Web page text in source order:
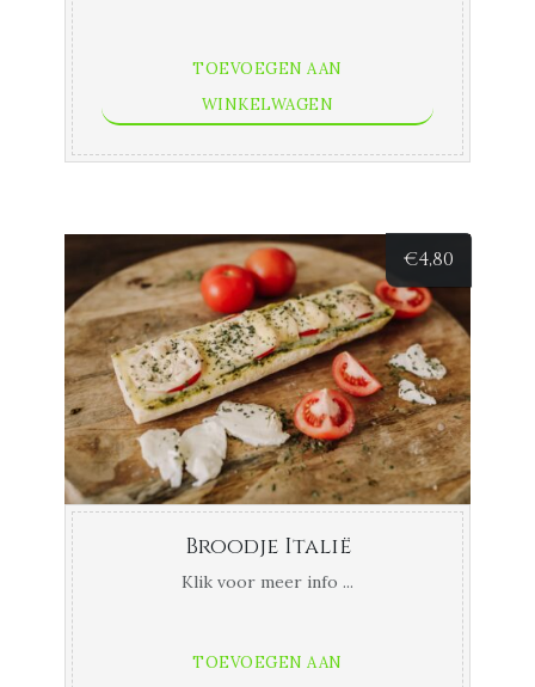
TOEVOEGEN AAN
WINKELWAGEN
€4,80
Broodje Italië
Klik voor meer info ...
TOEVOEGEN AAN